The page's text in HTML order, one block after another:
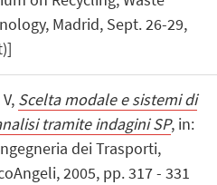
Madrid, Sept. 26-29,
Scelta modale e sistemi di
tramite indagini SP, in:
dei Trasporti,
2005, pp. 317 - 331